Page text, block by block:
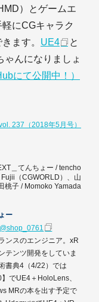
）とゲームエ
にCGキャラク
ます。 UE4
と
ゃんになりましょ
にて公開中！）
237（2018年5月号）
＿てんちょー / tencho
（CGWORLD）、山
桃子 / Momoko Yamada
ー
@shop_0761
ンスのエンジニア。xR
テンツ開発をしていま
書典4（4/22）では
】でUE4＋HoloLens、
MRの本を出す予定で